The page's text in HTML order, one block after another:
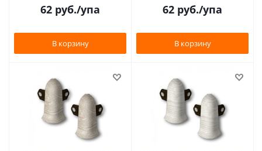
62 руб./упа
В корзину
62 руб./упа
В корзину